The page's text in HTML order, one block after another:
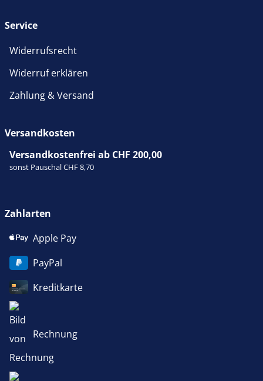
Service
Widerrufsrecht
Widerruf erklären
Zahlung & Versand
Versandkosten
Versandkostenfrei ab CHF 200,00
sonst Pauschal CHF 8,70
Zahlarten
Apple Pay
PayPal
Kreditkarte
Rechnung